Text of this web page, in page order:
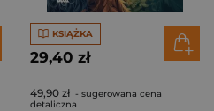
KSIĄŻKA
29,40 zł
49,90 zł - sugerowana cena
detaliczna